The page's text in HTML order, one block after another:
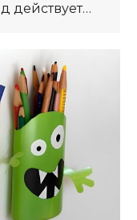
действует…